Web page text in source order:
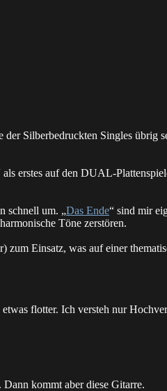
Silberbedruckten Singles
erstes auf den DUAL-
schnell um. „Das Ende“ sind mir
Töne zerstören.
Einsatz, was auf einer
flotter. Ich versteh nur
kommt aber diese Gitarre.